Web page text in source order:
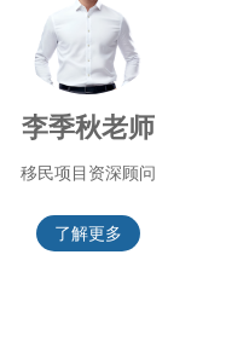
李季秋老师
移民项目资深顾问
了解更多